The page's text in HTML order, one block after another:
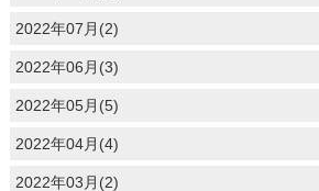
2022年07月(2)
2022年06月(3)
2022年05月(5)
2022年04月(4)
2022年03月(2)